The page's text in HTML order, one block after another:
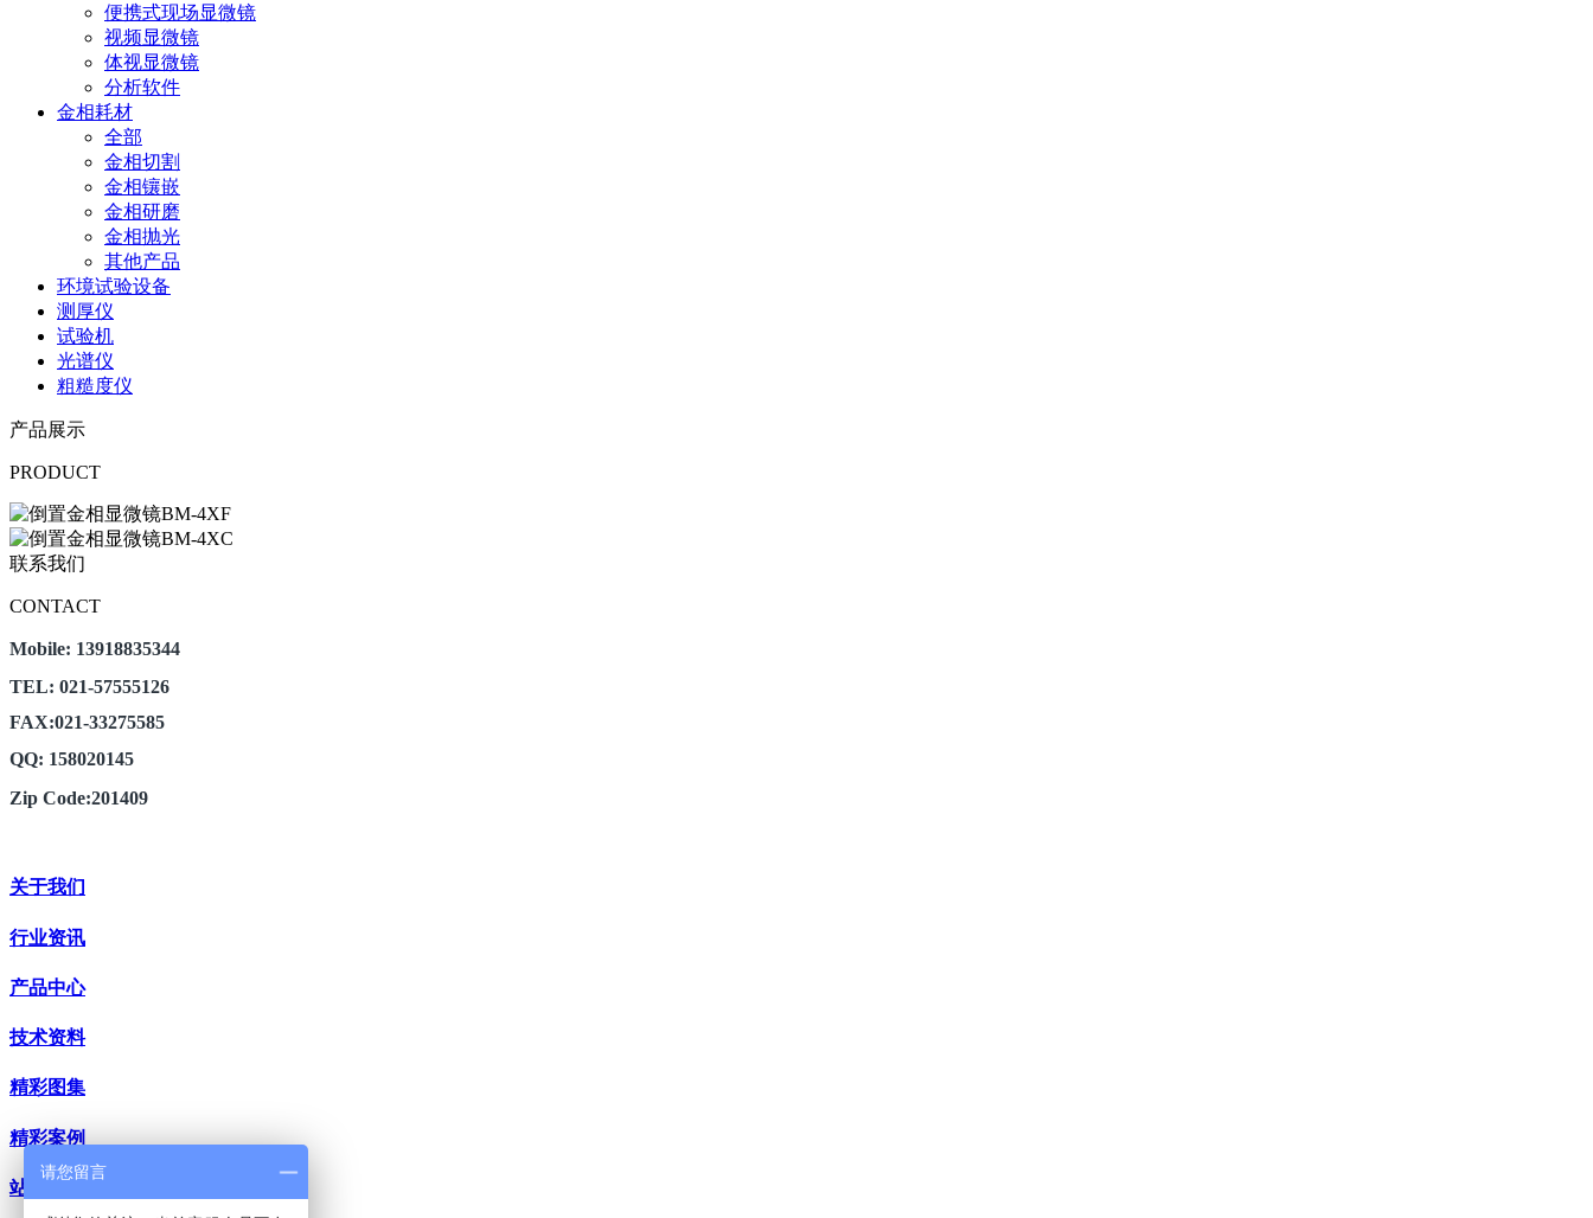
便携式现场显微镜
视频显微镜
体视显微镜
分析软件
金相耗材
全部
金相切割
金相镶嵌
金相研磨
金相抛光
其他产品
环境试验设备
测厚仪
试验机
光谱仪
粗糙度仪
产品展示
PRODUCT
联系我们
CONTACT
Mobile: 13918835344
TEL: 021-57555126
FAX:021-33275585
QQ: 158020145
Zip Code:201409
关于我们
行业资讯
产品中心
技术资料
精彩图集
精彩案例
站内搜索
请您留言